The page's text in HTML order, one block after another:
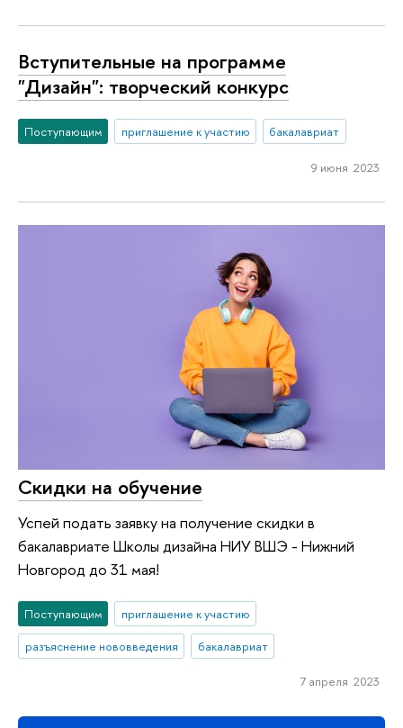
Вступительные на программе
"Дизайн": творческий конкурс
Поступающим приглашение к участию бакалавриат
9 июня 2023
Скидки на обучение
Успей подать заявку на получение скидки в
бакалавриате Школы дизайна НИУ ВШЭ - Нижний
Новгород до 31 мая!
Поступающим
приглашение к участию
разъяснение нововведения
бакалавриат
7 апреля 2023